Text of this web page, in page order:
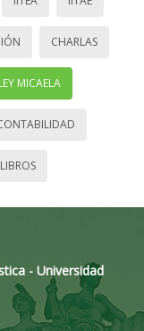
CHARLAS
MICAELA
LIBROS
- Universidad